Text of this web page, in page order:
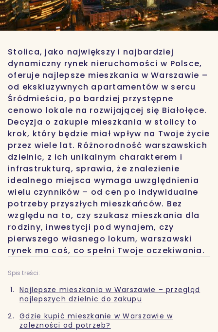
Stolica, jako największy i najbardziej
dynamiczny rynek nieruchomości w Polsce,
oferuje najlepsze mieszkania w Warszawie –
od ekskluzywnych apartamentów w sercu
Śródmieścia, po bardziej przystępne
cenowo lokale na rozwijającej się Białołęce.
Decyzja o zakupie mieszkania w stolicy to
krok, który będzie miał wpływ na Twoje życie
przez wiele lat. Różnorodność warszawskich
dzielnic, z ich unikalnym charakterem i
infrastrukturą, sprawia, że znalezienie
idealnego miejsca wymaga uwzględnienia
wielu czynników – od cen po indywidualne
potrzeby przyszłych mieszkańców. Bez
względu na to, czy szukasz mieszkania dla
rodziny, inwestycji pod wynajem, czy
pierwszego własnego lokum, warszawski
rynek ma coś, co spełni Twoje oczekiwania.
Spis treści:
Najlepsze mieszkania w Warszawie – przegląd
najlepszych dzielnic do zakupu
Gdzie kupić mieszkanie w Warszawie w
zależności od potrzeb?